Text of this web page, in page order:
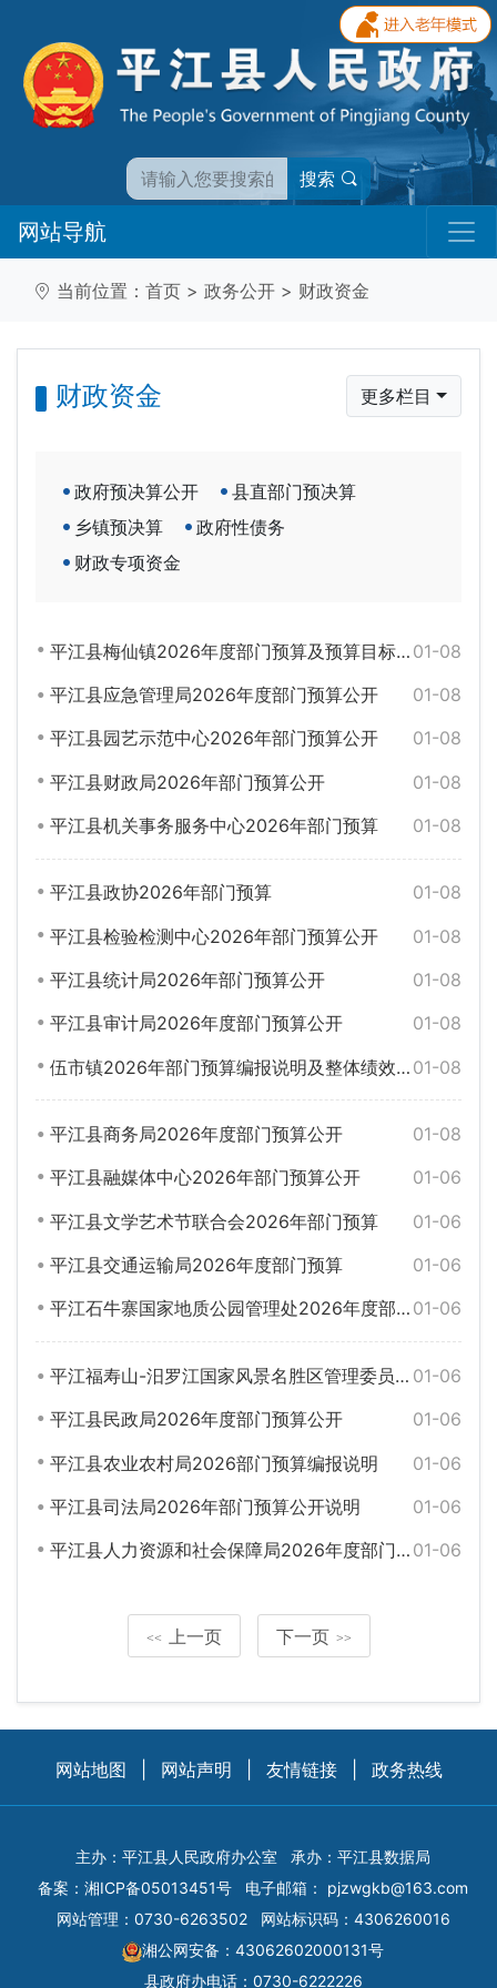
搜索
网站导航
当前位置： 首页 > 政务公开 > 财政资金
财政资金 更多栏目
政府预决算公开
县直部门预决算
乡镇预决算
政府性债务
财政专项资金
01-08
平江县梅仙镇2026年度部门预算及预算目标绩效编制公示
01-08
平江县应急管理局2026年度部门预算公开
01-08
平江县园艺示范中心2026年部门预算公开
01-08
平江县财政局2026年部门预算公开
01-08
平江县机关事务服务中心2026年部门预算
01-08
平江县政协2026年部门预算
01-08
平江县检验检测中心2026年部门预算公开
01-08
平江县统计局2026年部门预算公开
01-08
平江县审计局2026年度部门预算公开
01-08
伍市镇2026年部门预算编报说明及整体绩效目标公开
01-08
平江县商务局2026年度部门预算公开
01-06
平江县融媒体中心2026年部门预算公开
01-06
平江县文学艺术节联合会2026年部门预算
01-06
平江县交通运输局2026年度部门预算
01-06
平江石牛寨国家地质公园管理处2026年度部门预算
01-06
平江福寿山-汨罗江国家风景名胜区管理委员会2026年部门预算
01-06
平江县民政局2026年度部门预算公开
01-06
平江县农业农村局2026部门预算编报说明
01-06
平江县司法局2026年部门预算公开说明
01-06
平江县人力资源和社会保障局2026年度部门预算公开
<< 上一页 下一页 >>
网站地图 网站声明 友情链接 政务热线
主办：平江县人民政府办公室
承办：平江县数据局
备案： 湘ICP备05013451号 电子邮箱： pjzwgkb@163.com
网站管理：0730-6263502
网站标识码：4306260016
湘公网安备：43062602000131号
县政府办电话：0730-6222226